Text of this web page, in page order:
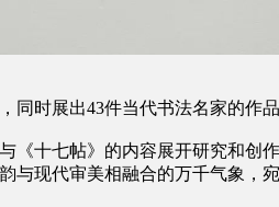
同时展出43件当代书法名家的作品
十七帖》的内容展开研究和创
现代审美相融合的万千气象，